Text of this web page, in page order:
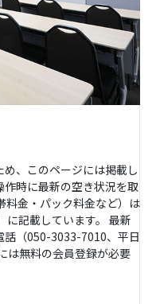
、このページには掲載し
時に最新の空き状況を取
料金・パック料金など）は
に記載しています。 最新
話（050-3033-7010、平日
は無料の会員登録が必要